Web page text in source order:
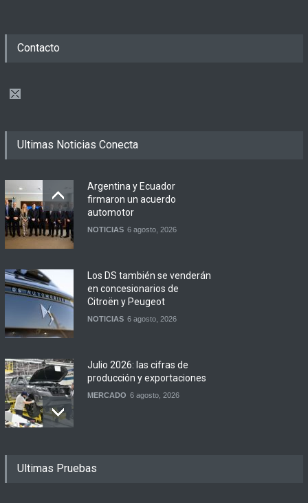
Contacto
Ultimas Noticias Conecta
Argentina y Ecuador
firmaron un acuerdo
automotor
NOTICIAS 6 agosto, 2026
Los DS también se venderán
en concesionarios de
Citroën y Peugeot
NOTICIAS 6 agosto, 2026
Julio 2026: las cifras de
producción y exportaciones
MERCADO 6 agosto, 2026
de agosto 2026 en
Ultimas Pruebas